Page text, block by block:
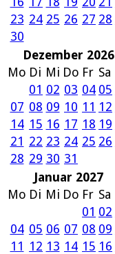
23 24 25 26 27 28
30
Dezember 2026
Mo Di Mi Do Fr Sa
01 02 03 04 05
07 08 09 10 11 12
14 15 16 17 18 19
21 22 23 24 25 26
28 29 30 31
Januar 2027
Mo Di Mi Do Fr Sa
01 02
04 05 06 07 08 09
11 12 13 14 15 16